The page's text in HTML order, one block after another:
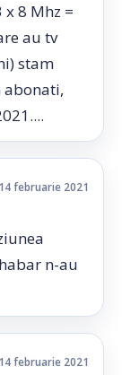
8 Mhz =
au tv
stam
abonati,
14 februarie 2021
n-au
14 februarie 2021